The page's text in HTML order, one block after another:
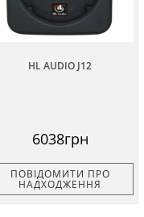
HL AUDIO J12
6038грн
ПОВІДОМИТИ ПРО
НАДХОДЖЕННЯ